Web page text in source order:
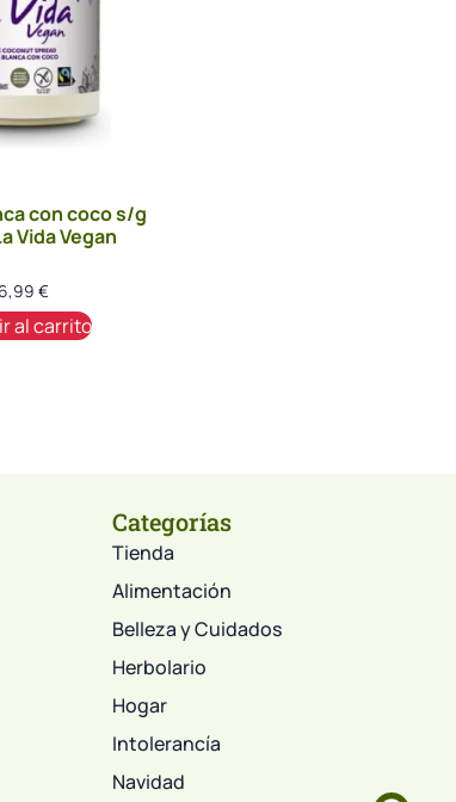
con coco s/g
Vida Vegan
6,99 €
al carrito
Categorías
Tienda
Alimentación
Belleza y Cuidados
Herbolario
Hogar
Intolerancía
Navidad